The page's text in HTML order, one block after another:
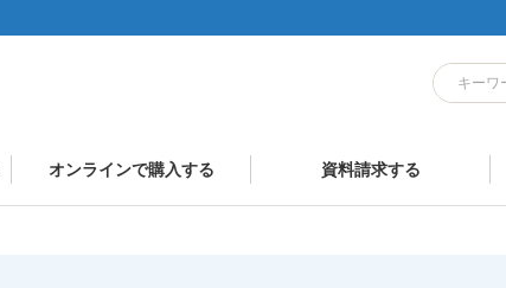
オンラインで購入する 資料請求する